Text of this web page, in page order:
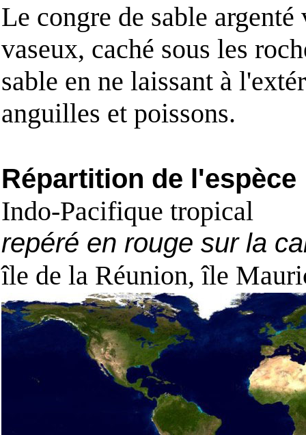
Le congre de sable
vaseux, caché sous les
sable en ne laissant à
anguilles et poissons.
Répartition de l'espèce
Indo-Pacifique tropical
repéré en rouge sur la
île de la Réunion, île